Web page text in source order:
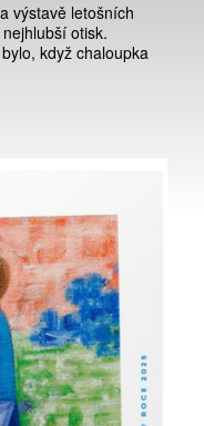
výstavě letošních
otisk.
když chaloupka